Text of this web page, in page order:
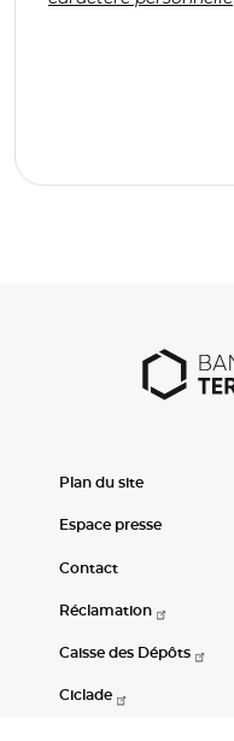
Plan du site
Espace presse
Contact
Réclamation
Caisse des Dépôts
Ciclade